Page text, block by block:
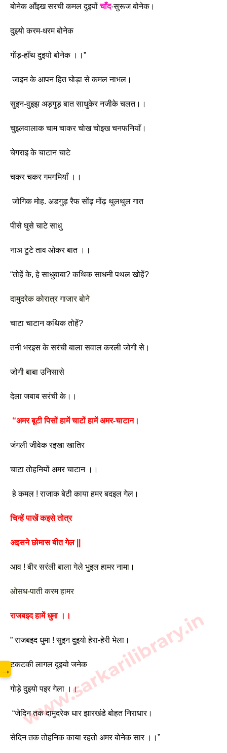
बोनेक आँइख सरची कमल दुइयों चाँद-सुरूज बोनेक।
दुइयो करम-धरम बोनेक
गोंड़-हाँथ दुइयो बोनेक ।।”
जाइन के आपन हित घोड़ा से कमल नाभल।
सुइन-वुइझ अड़गुड़ बात साधुकेर नजीके चलत।।
चुइलवालाक चाम चाकर चोख चोइख चनफनियाँ।
चेगराइ के चाटान चाटे
चकर चकर गमगमियाँ ।।
जोगिक मोह. अडगुड़ रैफ सोंढ़ मोंढ़ थुलथुल गात
पीसे घुसे चाटे साधु
नाञ टुटे ताव ओकर बात ।।
“तोहें के, हे साधुबाबा? कथिक साधनी पथल खोहें?
दामुदरेक कोरात्र गाजार बोने
चाटा चाटान कथिक तोहें?
तनी भरइस के सरंची बाला सवाल करली जोगी से।
जोगी बाबा उनिसासे
देला जबाब सरंची के।।
“अमर बूटी पिसों हामें चाटों हामें अमर-चाटान।
जंगली जीवेक रइखा खातिर
चाटा तोहनियों अमर चाटान ।।
हे कमल ! राजाक बेटी काया हमर बदइल गेल।
चिन्हें पाखें कइसे तोत्र
अइसने छोमास बीत गेल ||
आव ! बीर सरंली बाला गेले भुइल हामर नामा।
ओसध-पाती करम हामर
राजबइद हामें धुमा ।।
” राजबइद धुमा ! सुइन दुइयो हेरा-हेरी भेला।
टकटकी लागल दुइयो जनेक
गोड़े दुइयो पइर गेला ।।
“जेदिन तक दामुदरेक धार झारखंडे बोहत निराधार।
सेदिन तक तोहनिक काया रहतो अमर बोनेक सार ।।”
www.sarkarilibrary.in
→